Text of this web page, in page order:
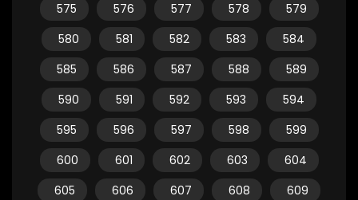
575
576 577 578
579
580
581 582 583
584
585
586 587 588
589
590
591 592 593
594
595
596 597 598
599
600
601 602 603
604
605
606 607 608
609